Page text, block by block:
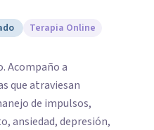
Terapia Online
Acompaño a
que atraviesan
de impulsos,
ansiedad, depresión,